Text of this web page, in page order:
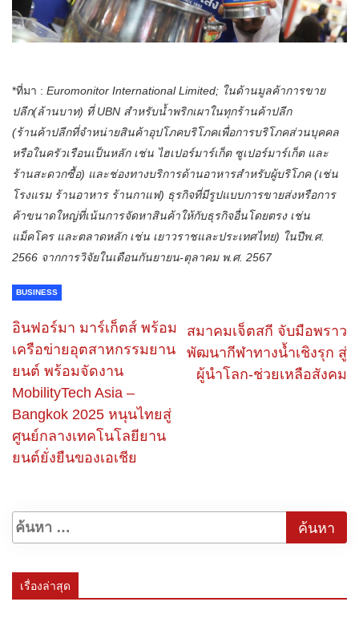
*ที่มา : Euromonitor International Limited; ในด้านมูลค้าการขาย
ปลีก(ล้านบาท) ที่ UBN สำหรับน้ำพริกเผาในทุกร้านค้าปลีก
(ร้านค้าปลีกที่จำหน่ายสินค้าอุปโภคบริโภคเพื่อการบริโภคส่วนบุคคล
หรือในครัวเรือนเป็นหลัก เช่น ไฮเปอร์มาร์เก็ต ซูเปอร์มาร์เก็ต และ
ร้านสะดวกซื้อ) และช่องทางบริการด้านอาหารสำหรับผู้บริโภค (เช่น
โรงแรม ร้านอาหาร ร้านกาแฟ) ธุรกิจที่มีรูปแบบการขายส่งหรือการ
ค้าขนาดใหญ่ที่เน้นการจัดหาสินค้าให้กับธุรกิจอื่นโดยตรง เช่น
แม็คโคร และตลาดหลัก เช่น เยาวราชและประเทศไทย) ในปีพ.ศ.
2566 จากการวิจัยในเดือนกันยายน-ตุลาคม พ.ศ. 2567
BUSINESS
อินฟอร์มา มาร์เก็ตส์ พร้อม
เครือข่ายอุตสาหกรรมยาน
ยนต์ พร้อมจัดงาน
MobilityTech Asia –
Bangkok 2025 หนุนไทยสู่
ศูนย์กลางเทคโนโลยียาน
ยนต์ยั่งยืนของเอเชีย
สมาคมเจ็ตสกี จับมือพราว
พัฒนากีฬาทางน้ำเชิงรุก สู่
ผู้นำโลก-ช่วยเหลือสังคม
เรื่องล่าสุด